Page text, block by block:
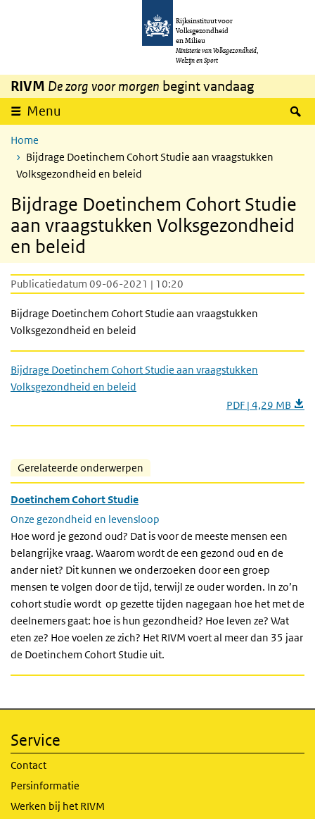
Overslaan en naar de inhoud gaan
Rijksinstituut voor
Volksgezondheid
en Milieu
Ministerie van Volksgezondheid,
Welzijn en Sport
RIVM De zorg voor morgen begint vandaag
Menu
Home
Bijdrage Doetinchem Cohort Studie aan vraagstukken
Volksgezondheid en beleid
Bijdrage Doetinchem Cohort Studie
aan vraagstukken Volksgezondheid
en beleid
Publicatiedatum 09-06-2021 | 10:20
Bijdrage Doetinchem Cohort Studie aan vraagstukken
Volksgezondheid en beleid
Bijdrage Doetinchem Cohort Studie aan vraagstukken
Volksgezondheid en beleid
PDF | 4,29 MB
Gerelateerde onderwerpen
Doetinchem Cohort Studie
Onze gezondheid en levensloop
Hoe word je gezond oud? Dat is voor de meeste mensen een
belangrijke vraag. Waarom wordt de een gezond oud en de
ander niet? Dit kunnen we onderzoeken door een groep
mensen te volgen door de tijd, terwijl ze ouder worden. In zo’n
cohort studie wordt op gezette tijden nagegaan hoe het met de
deelnemers gaat: hoe is hun gezondheid? Hoe leven ze? Wat
eten ze? Hoe voelen ze zich? Het RIVM voert al meer dan 35 jaar
de Doetinchem Cohort Studie uit.
Service
Contact
Persinformatie
Werken bij het RIVM